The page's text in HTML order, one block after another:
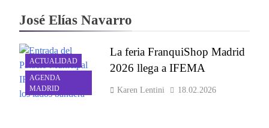
José Elías Navarro
ACTUALIDAD
AGENDA
MADRID
La feria FranquiShop Madrid
2026 llega a IFEMA
Karen Lentini 18.02.2026